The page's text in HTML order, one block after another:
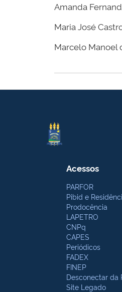
Amanda
Maria José
Marcelo Manoel
Acessos
PARFOR
Pibid e
Prodocência
LAPETRO
CNPq
CAPES
Periódicos
FADEX
FINEP
Desconectar da
Site Legado